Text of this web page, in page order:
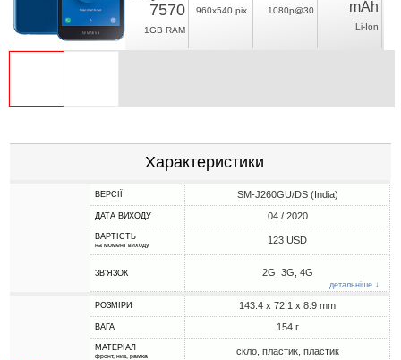
7570
1GB RAM
960x540 pix. 1080p@30
mAh
Li-Ion
Характеристики
ВЕРСІЇ SM-J260GU/DS (India)
ДАТА ВИХОДУ 04 / 2020
ВАРТІСТЬ
на момент виходу 123 USD
ЗВ'ЯЗОК 2G, 3G, 4G
детальніше ↓
РОЗМІРИ 143.4 x 72.1 x 8.9 mm
ВАГА 154 г
МАТЕРІАЛ
фронт, низ, рамка скло, пластик, пластик